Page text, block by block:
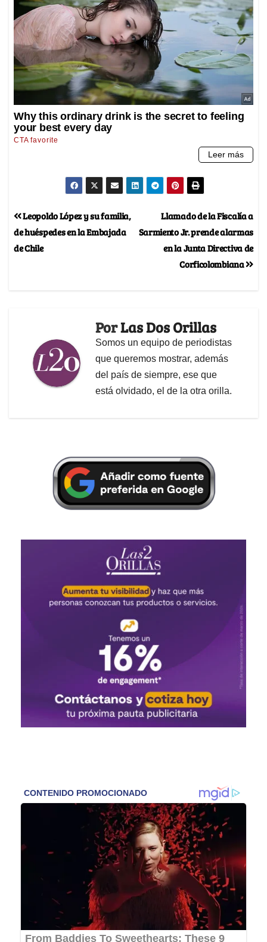
Llamado de la Fiscalía a
Sarmiento Jr. prende alarmas
en la Junta Directiva de
Corficolombiana
Leopoldo López y su familia,
de huéspedes en la Embajada
de Chile
PorLas Dos Orillas
Somos un equipo de periodistas
que queremos mostrar, además
del país de siempre, ese que
está olvidado, el de la otra orilla.